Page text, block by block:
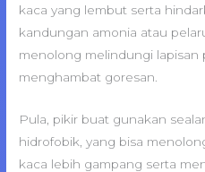
kaca yang lembut serta
kandungan amonia atau
menolong melindungi lapisan
menghambat goresan.
Pula, pikir buat gunakan
hidrofobik, yang bisa
kaca lebih gampang serta